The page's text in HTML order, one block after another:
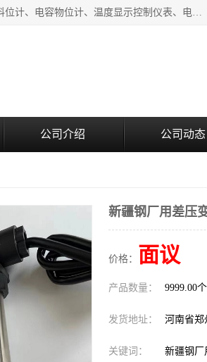
河南新瑞普测控技术有限公司主营：压力变送器、液位变送器、差压变送器、雷达料位计、电容物位计、温度显示控制仪表、电量变送器、流量计、工业自动化系统成套设备。
公司介绍 公司动态
新疆钢厂用差压
价格： 面议
产品数量： 9999.00个
发货地址： 河南省郑
关键词： 新疆钢厂